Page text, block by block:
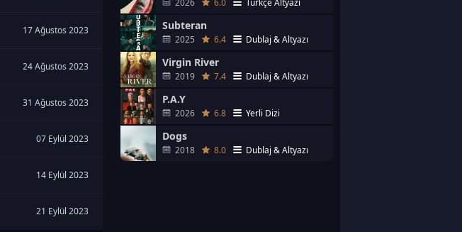
17 Ağustos 2023
24 Ağustos 2023
31 Ağustos 2023
07 Eylül 2023
14 Eylül 2023
21 Eylül 2023
2026 6.0 Türkçe Altyazı
Subteran
2025 6.4 Dublaj & Altyazı
Virgin River
2019 7.4 Dublaj & Altyazı
P.A.Y
2026 6.8 Yerli Dizi
Dogs
2018 8.0 Dublaj & Altyazı